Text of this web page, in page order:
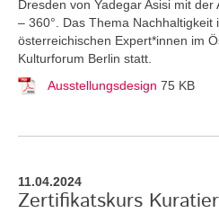
Dresden von Yadegar Asisi mit der
– 360°. Das Thema Nachhaltigkeit
österreichischen Expert*innen im
Kulturforum Berlin statt.
Ausstellungsdesign 75 KB
11.04.2024
Zertifikatskurs